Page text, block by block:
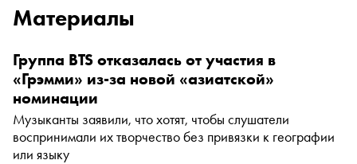
Материалы
Группа BTS отказалась от участия в
«Грэмми» из-за новой «азиатской»
номинации
Музыканты заявили, что хотят, чтобы слушатели
воспринимали их творчество без привязки к географии
или языку